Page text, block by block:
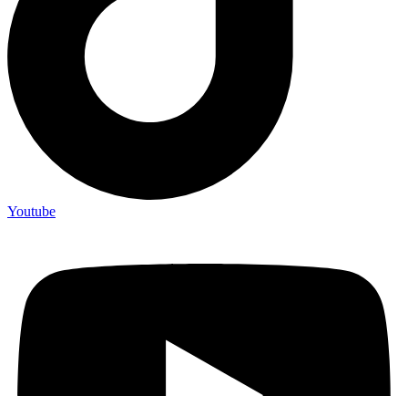
Youtube